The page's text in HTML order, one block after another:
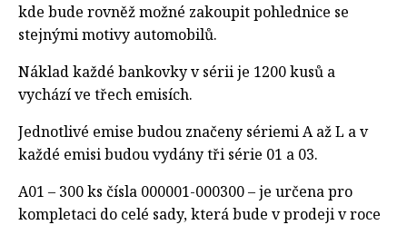
kde bude rovněž možné zakoupit pohlednice se
stejnými motivy automobilů.
Náklad každé bankovky v sérii je 1200 kusů a
vychází ve třech emisích.
Jednotlivé emise budou značeny sériemi A až L a v
každé emisi budou vydány tři série 01 a 03.
A01 – 300 ks čísla 000001-000300 – je určena pro
kompletaci do celé sady, která bude v prodeji v roce